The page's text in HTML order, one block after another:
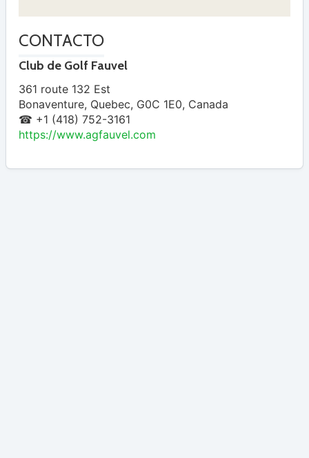
CONTACTO
Club de Golf Fauvel
361 route 132 Est
Bonaventure, Quebec, G0C 1E0, Canada
☎ +1 (418) 752-3161
https://www.agfauvel.com